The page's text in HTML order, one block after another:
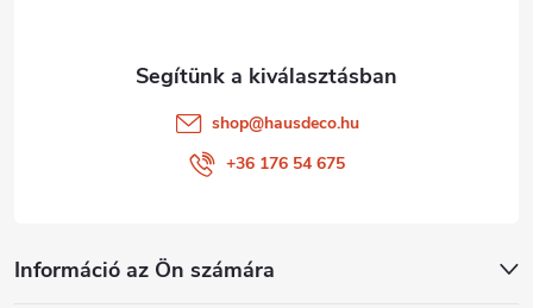
Információ az Ön számára
shop@hausdeco.hu
+36 176 54 675